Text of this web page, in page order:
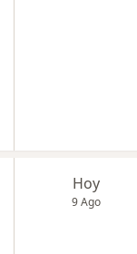
Hoy
9 Ago